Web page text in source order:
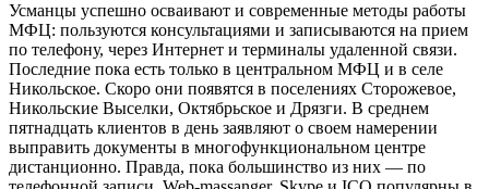
Усманцы успешно осваивают и современные методы работы
МФЦ: пользуются консультациями и записываются на прием
по телефону, через Интернет и терминалы удаленной связи.
Последние пока есть только в центральном МФЦ и в селе
Никольское. Скоро они появятся в поселениях Сторожевое,
Никольские Выселки, Октябрьское и Дрязги. В среднем
пятнадцать клиентов в день заявляют о своем намерении
выправить документы в многофункциональном центре
дистанционно. Правда, пока большинство из них — по